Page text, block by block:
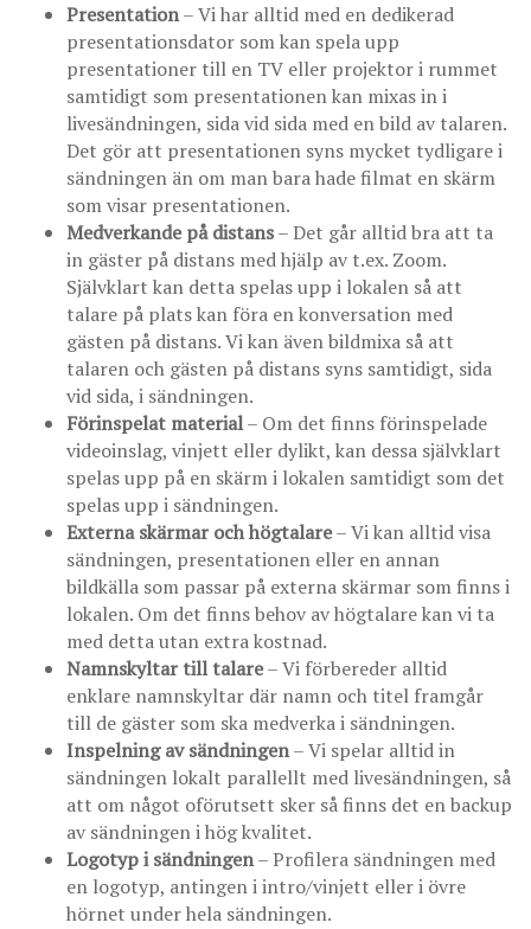
Presentation– Vi har alltid med en dedikerad
presentationsdator som kan spela upp
presentationer till en TV eller projektor i rummet
samtidigt som presentationen kan mixas in i
livesändningen, sida vid sida med en bild av talaren.
Det gör att presentationen syns mycket tydligare i
sändningen än om man bara hade filmat en skärm
som visar presentationen.
Medverkande på distans– Det går alltid bra att ta
in gäster på distans med hjälp av t.ex. Zoom.
Självklart kan detta spelas upp i lokalen så att
talare på plats kan föra en konversation med
gästen på distans. Vi kan även bildmixa så att
talaren och gästen på distans syns samtidigt, sida
vid sida, i sändningen.
Förinspelat material– Om det finns förinspelade
videoinslag, vinjett eller dylikt, kan dessa självklart
spelas upp på en skärm i lokalen samtidigt som det
spelas upp i sändningen.
Externa skärmar och högtalare– Vi kan alltid visa
sändningen, presentationen eller en annan
bildkälla som passar på externa skärmar som finns i
lokalen. Om det finns behov av högtalare kan vi ta
med detta utan extra kostnad.
Namnskyltar till talare– Vi förbereder alltid
enklare namnskyltar där namn och titel framgår
till de gäster som ska medverka i sändningen.
Inspelning av sändningen– Vi spelar alltid in
sändningen lokalt parallellt med livesändningen, så
att om något oförutsett sker så finns det en backup
av sändningen i hög kvalitet.
Logotyp i sändningen– Profilera sändningen med
en logotyp, antingen i intro/vinjett eller i övre
hörnet under hela sändningen.